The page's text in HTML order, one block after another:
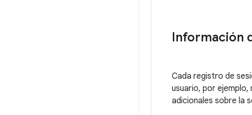
Información
Cada registro de
usuario, por
adicionales sobre la